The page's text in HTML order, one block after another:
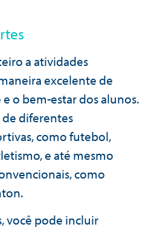
a atividades
excelente de
o bem-estar dos alunos.
diferentes
como futebol,
e até mesmo
como
você pode incluir